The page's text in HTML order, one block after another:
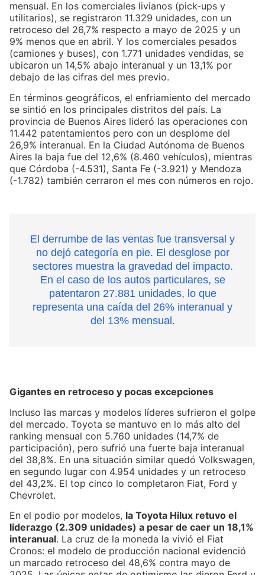
mensual. En los comerciales livianos (pick-ups y
utilitarios), se registraron 11.329 unidades, con un
retroceso del 26,7% respecto a mayo de 2025 y un
9% menos que en abril. Y los comerciales pesados
(camiones y buses), con 1.771 unidades vendidas, se
ubicaron un 14,5% abajo interanual y un 13,1% por
debajo de las cifras del mes previo.
En términos geográficos, el enfriamiento del mercado
se sintió en los principales distritos del país. La
provincia de Buenos Aires lideró las operaciones con
11.442 patentamientos pero con un desplome del
26,9% interanual. En la Ciudad Autónoma de Buenos
Aires la baja fue del 12,6% (8.460 vehículos), mientras
que Córdoba (-4.531), Santa Fe (-3.921) y Mendoza
(-1.782) también cerraron el mes con números en rojo.
El derrumbe de las ventas fue transversal y
no dejó categoría en pie. El desglose por
sectores muestra la gravedad del impacto.
En el caso de los autos particulares, se
patentaron 27.881 unidades, lo que
representa una caída del 26% interanual y
del 13% mensual.
Gigantes en retroceso y pocas excepciones
Incluso las marcas y modelos líderes sufrieron el golpe
del mercado. Toyota se mantuvo en lo más alto del
ranking mensual con 5.760 unidades (14,7% de
participación), pero sufrió una fuerte baja interanual
del 38,8%. En una situación similar quedó Volkswagen,
en segundo lugar con 4.954 unidades y un retroceso
del 43,2%. El top cinco lo completaron Fiat, Ford y
Chevrolet.
En el podio por modelos, la Toyota Hilux retuvo el
liderazgo (2.309 unidades) a pesar de caer un 18,1%
interanual. La cruz de la moneda la vivió el Fiat
Cronos: el modelo de producción nacional evidenció
un marcado retroceso del 48,6% contra mayo de